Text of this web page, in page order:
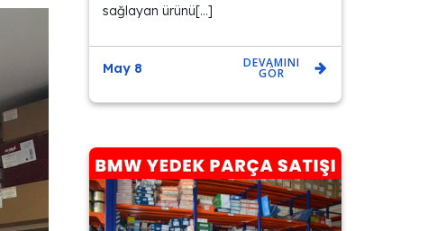
sağlayan ürünü[…]
May 8 DEVAMINI
GÖR